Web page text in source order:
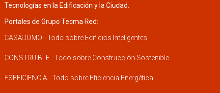
Tecnologías en la Edificación y la Ciudad.
Portales de Grupo Tecma Red:
CASADOMO - Todo sobre Edificios Inteligentes
CONSTRUIBLE - Todo sobre Construcción Sostenible
ESEFICIENCIA - Todo sobre Eficiencia Energética